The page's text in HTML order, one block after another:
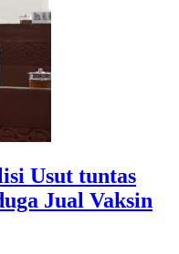
Usut tuntas
Jual Vaksin